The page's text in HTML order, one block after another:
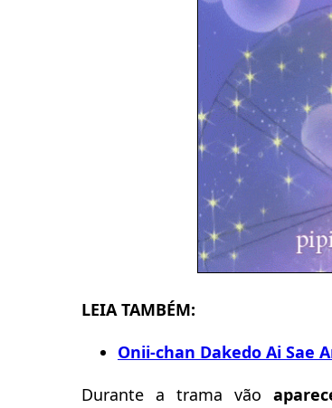
LEIA TAMBÉM:
Onii-chan Dakedo Ai Sae
Durante a trama vão